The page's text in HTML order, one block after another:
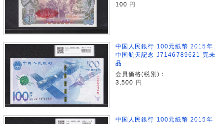
100 円
中国人民銀行 100元紙幣 2015年
中国航天記念 J7146789621 完未
品
会員価格(税別)：
3,500
円
中国人民銀行 100元紙幣 2015年